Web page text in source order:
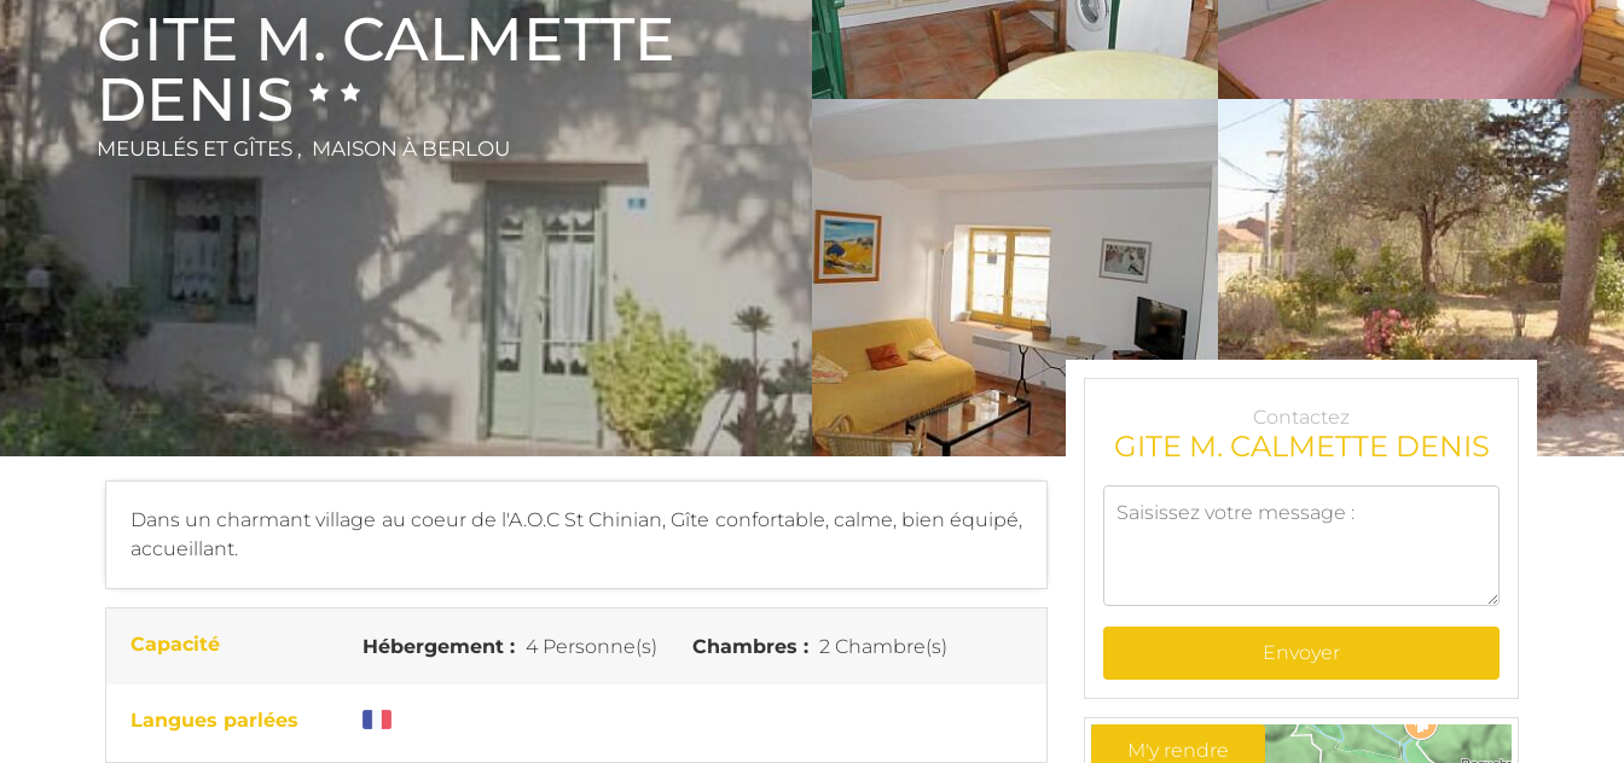
GITE M. CALMETTE
DENIS
MEUBLÉS ET GÎTES , MAISONÀ BERLOU
Dans un charmant village au coeur de l'A.O.C St Chinian, Gîte confortable, calme, bien équipé,
accueillant.
Capacité Hébergement : 4 Personne(s) Chambres : 2 Chambre(s)
Langues parlées
Contactez
GITE M. CALMETTE DENIS
Envoyer
M'y rendre